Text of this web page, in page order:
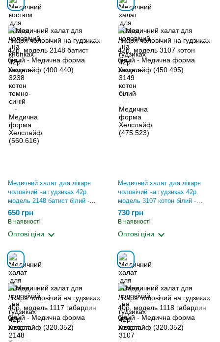
Медичний халат для лікаря
чоловічий на гудзиках 42р.
модель 2148 батист білий -
Медична форма Хелслайф
(400.440)
650 грн
В наявності
Оптові ціни
Медичний халат для лікаря
чоловічий на гудзиках 42р.
модель 3107 котон білий -
Медична форма Хелслайф
(450.495)
730 грн
В наявності
Оптові ціни